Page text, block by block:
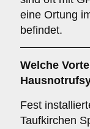
eine Ortung
befindet.
Welche
Fest
Taufkirchen